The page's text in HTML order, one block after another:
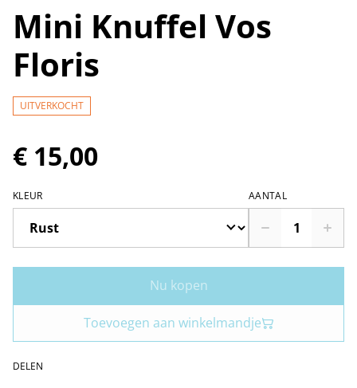
Mini Knuffel Vos
Floris
UITVERKOCHT
€ 15,00
KLEUR AANTAL
Nu kopen
Toevoegen aan winkelmandje
DELEN